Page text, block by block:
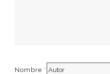
Nombre *